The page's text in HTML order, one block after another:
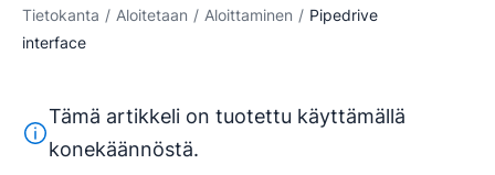
Tietokanta
Ota yhteyttä tukeen
Tietokanta / Aloitetaan / Aloittaminen / Pipedrive
interface
Tämä teksti on käännetty englannista
Tämä artikkeli on tuotettu käyttämällä
konekäännöstä.